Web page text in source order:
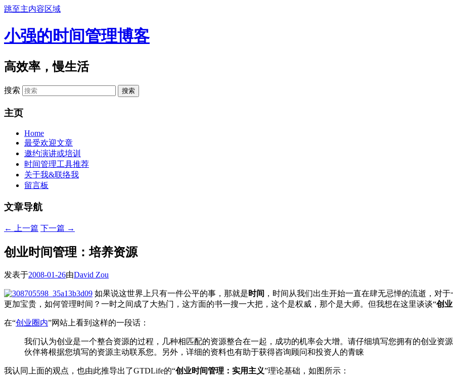
跳至主内容区域
小强的时间管理博客
高效率，慢生活
搜索
主页
Home
最受欢迎文章
邀约演讲或培训
时间管理工具推荐
关于我&联络我
留言板
文章导航
← 上一篇 下一篇 →
创业时间管理：培养资源
发表于2008-01-26由David Zou
如果说这世界上只有一件公平的事，那就是时间
，时间从我们出生开始一直在肆无忌惮的流逝，对
更加宝贵，如何管理时间？一时之间成了大热门，这方面的书一搜一大把，这个是权威，那个是大师。但我想在这里谈谈“创
在“创业圈内”网站上看到这样的一段话：
我们认为创业是一个整合资源的过程，几种相匹配的资源整合在一起，成功的机率会大增。请仔细填写您拥有的创业资
伙伴将根据您填写的资源主动联系您。另外，详细的资料也有助于获得咨询顾问和投资人的青睐
我认同上面的观点，也由此推导出了GTDLife的“创业时间管理：实用主义”理论基础，如图所示：